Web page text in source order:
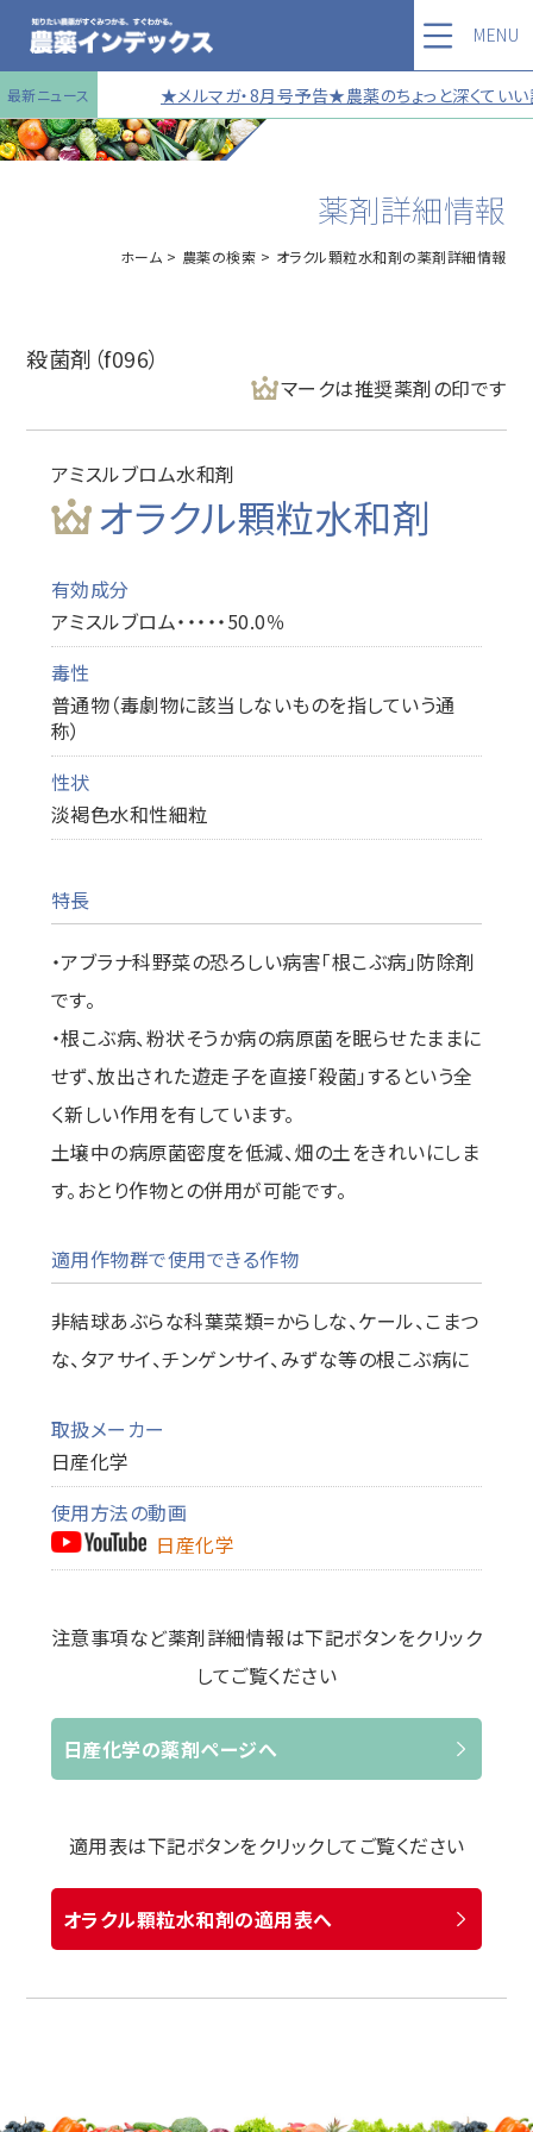
最新ニュース ★メルマガ・8月号予告★農薬のちょっと深くて
MENU
薬剤詳細情報
ホーム 農薬の検索 オラクル顆粒水和剤の薬剤詳細情報
殺菌剤（f096）
マークは推奨薬剤の印です
アミスルブロム水和剤
オラクル顆粒水和剤
有効成分
アミスルブロム・・・・・50.0％
毒性
普通物（毒劇物に該当しないものを指していう通
称）
性状
淡褐色水和性細粒
特長
・アブラナ科野菜の恐ろしい病害「根こぶ病」防除剤
です。
・根こぶ病、粉状そうか病の病原菌を眠らせたままに
せず、放出された遊走子を直接「殺菌」するという全
く新しい作用を有しています。
土壌中の病原菌密度を低減、畑の土をきれいにしま
す。おとり作物との併用が可能です。
適用作物群で使用できる作物
非結球あぶらな科葉菜類=からしな、ケール、こまつ
な、タアサイ、チンゲンサイ、みずな等の根こぶ病に
取扱メーカー
日産化学
使用方法の動画
日産化学
注意事項など薬剤詳細情報は下記ボタンをクリック
してご覧ください
日産化学の薬剤ページへ
適用表は下記ボタンをクリックしてご覧ください
オラクル顆粒水和剤の適用表へ